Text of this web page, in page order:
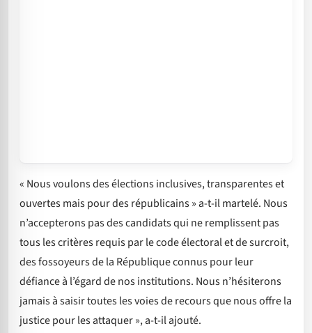
« Nous voulons des élections inclusives, transparentes et
ouvertes mais pour des républicains » a-t-il martelé. Nous
n’accepterons pas des candidats qui ne remplissent pas
tous les critères requis par le code électoral et de surcroit,
des fossoyeurs de la République connus pour leur
défiance à l’égard de nos institutions. Nous n’hésiterons
jamais à saisir toutes les voies de recours que nous offre la
justice pour les attaquer », a-t-il ajouté.